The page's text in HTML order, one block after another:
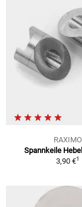
RAXIMO
Spannkeile
3,90 €1